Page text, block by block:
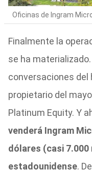
Oficinas de Ingram
Finalmente la
se ha
conversaciones del
propietario del
Platinum Equity. Y
venderá Ingram
dólares (casi
estadounidense.